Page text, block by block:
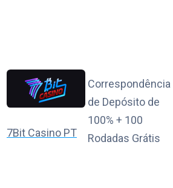
7Bit Casino PT
Correspondência
de Depósito de
100% + 100
Rodadas Grátis